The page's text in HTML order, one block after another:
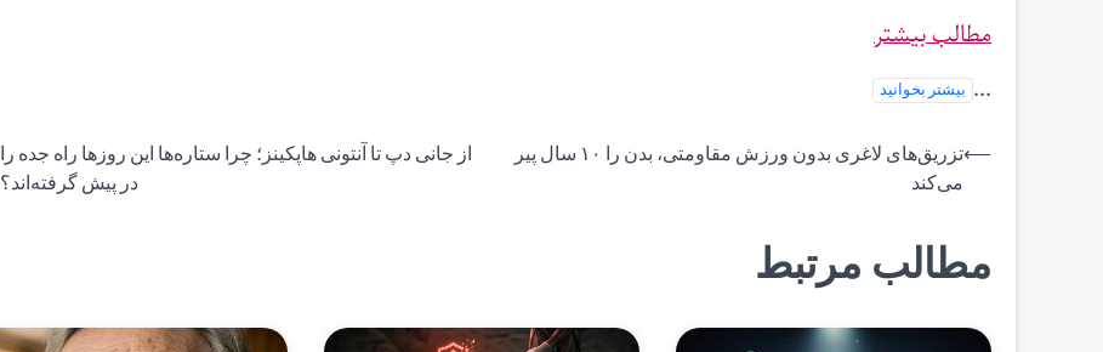
مطالب بیشتر
...
بیشتر بخوانید
راهبری
نوشته
⟵
تزریق‌های لاغری بدون ورزش مقاومتی، بدن را ۱۰ سال پیر
می‌کند
از جانی دپ تا آنتونی هاپکینز؛ چرا ستاره‌ها این روزها راه جده را
در پیش گرفته‌اند؟
مطالب مرتبط